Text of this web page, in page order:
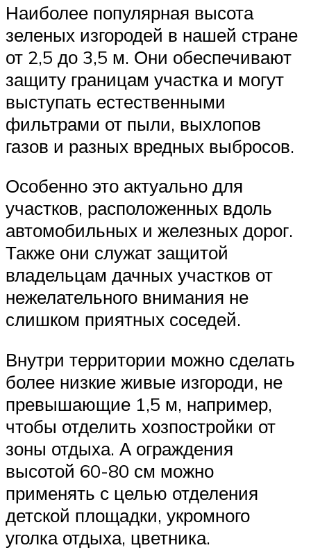
Наиболее популярная высота
зеленых изгородей в нашей стране
от 2,5 до 3,5 м. Они обеспечивают
защиту границам участка и могут
выступать естественными
фильтрами от пыли, выхлопов
газов и разных вредных выбросов.
Особенно это актуально для
участков, расположенных вдоль
автомобильных и железных дорог.
Также они служат защитой
владельцам дачных участков от
нежелательного внимания не
слишком приятных соседей.
Внутри территории можно сделать
более низкие живые изгороди, не
превышающие 1,5 м, например,
чтобы отделить хозпостройки от
зоны отдыха. А ограждения
высотой 60-80 см можно
применять с целью отделения
детской площадки, укромного
уголка отдыха, цветника.